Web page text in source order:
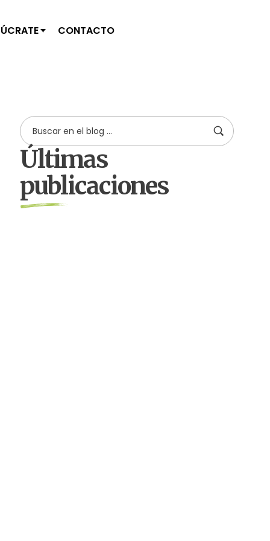
CONTACTO
Últimas
publicaciones